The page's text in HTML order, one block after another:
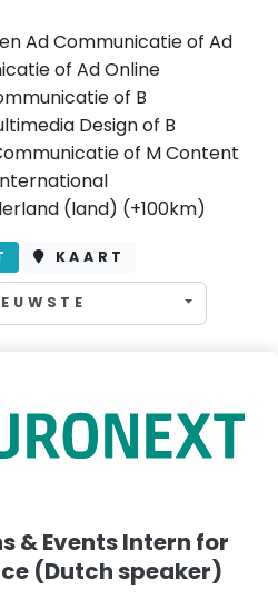
Ad Communicatie of Ad
of Ad Online
of B
Design of B
of M Content
(land) (+100km)
KAART
& Events Intern for
(Dutch speaker)